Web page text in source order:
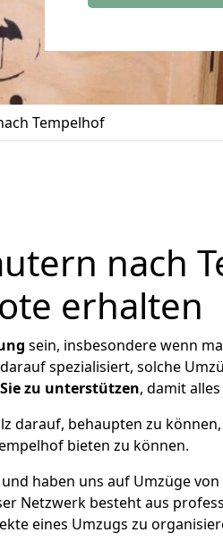
Tempelhof
nach
erhalten
sein, insbesondere wenn
spezialisiert, solche
Sie zu unterstützen, damit
darauf, behaupten zu
bieten zu können.
haben uns auf Umzüge
Netzwerk besteht aus
eines Umzugs zu